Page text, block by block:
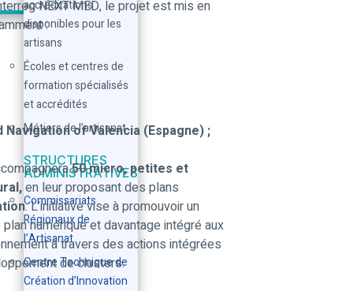
accréditations
disponibles pour les
artisans
Écoles et centres de
formation spécialisés
et accrédités
Métiers de l’artisanat
STRUCTURES
ADMINISTRATIVES
Commissariats
Régionaux de
l’Artisanat
Centre Technique de
Création d’Innovation
NEXT MED, le projet est mis en
:
of Valencia (Espagne) ;
50 micro, petites et
en leur proposant des plans
. L’initiative vise à promouvoir un
numérique et davantage intégré aux
à travers des actions intégrées
de clusters.